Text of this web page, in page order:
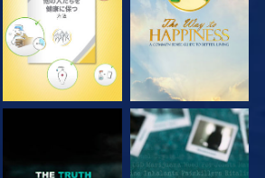
観る 観る